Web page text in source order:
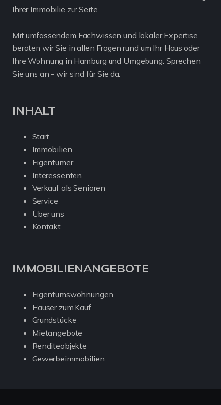
Ihrer Immobilie zur Seite.
Mit umfassendem Fachwissen und lokaler Expertise
beraten wir Sie in allen Fragen rund um Ihr Haus oder
Ihre Wohnung in Hamburg und Umgebung. Sprechen
Sie uns an - wir sind für Sie da.
INHALT
Start
Immobilien
Eigentümer
Interessenten
Verkauf als Senioren
Service
Über uns
Kontakt
IMMOBILIENANGEBOTE
Eigentumswohnungen
Häuser zum Kauf
Grundstücke
Mietangebote
Renditeobjekte
Gewerbeimmobilien